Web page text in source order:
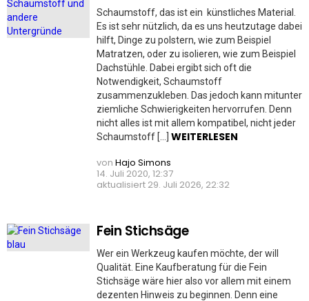
Schaumstoff, das ist ein künstliches Material.
Es ist sehr nützlich, da es uns heutzutage dabei
hilft, Dinge zu polstern, wie zum Beispiel
Matratzen, oder zu isolieren, wie zum Beispiel
Dachstühle. Dabei ergibt sich oft die
Notwendigkeit, Schaumstoff
zusammenzukleben. Das jedoch kann mitunter
ziemliche Schwierigkeiten hervorrufen. Denn
nicht alles ist mit allem kompatibel, nicht jeder
Schaumstoff […] WEITERLESEN
von Hajo Simons
14. Juli 2020, 12:37
aktualisiert 29. Juli 2026, 22:32
Fein Stichsäge
Wer ein Werkzeug kaufen möchte, der will
Qualität. Eine Kaufberatung für die Fein
Stichsäge wäre hier also vor allem mit einem
dezenten Hinweis zu beginnen. Denn eine